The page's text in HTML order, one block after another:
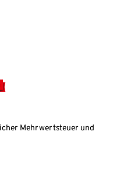
Mehrwertsteuer und